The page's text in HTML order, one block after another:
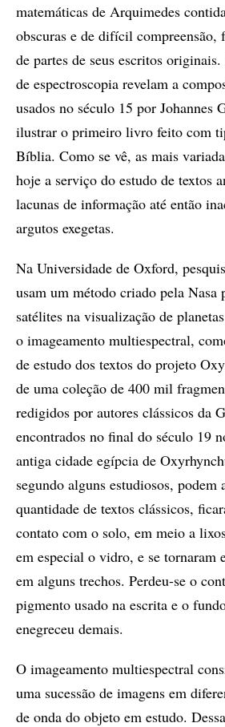
matemáticas de Arquimedes
obscuras e de difícil compreensão,
de partes de seus escritos
de espectroscopia revelam a
usados no século 15 por Johannes
ilustrar o primeiro livro feito com
Bíblia. Como se vê, as mais
hoje a serviço do estudo de textos
lacunas de informação até então
argutos exegetas.
Na Universidade de Oxford,
usam um método criado pela Nasa
satélites na visualização de
o imageamento multiespectral,
de estudo dos textos do projeto
de uma coleção de 400 mil
redigidos por autores clássicos da
encontrados no final do século 19
antiga cidade egípcia de
segundo alguns estudiosos,
quantidade de textos clássicos,
contato com o solo, em meio a
em especial o vidro, e se tornaram
em alguns trechos. Perdeu-se o
pigmento usado na escrita e o
enegreceu demais.
O imageamento multiespectral
uma sucessão de imagens em
de onda do objeto em estudo.